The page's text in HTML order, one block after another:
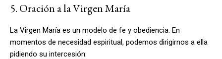
5. Oración a la Virgen María
La Virgen María es un modelo de fe y obediencia. En
momentos de necesidad espiritual, podemos dirigirnos a ella
pidiendo su intercesión: